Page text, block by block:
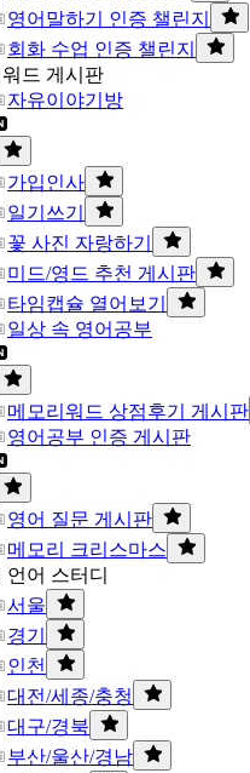
영어말하기 인증 챌린지
회화 수업 인증 챌린지
드 게시판
자유이야기방
가입인사
일기쓰기
꽃 사진 자랑하기
미드/영드 추천 게시판
타임캡슐 열어보기
일상 속 영어공부
메모리워드 상점후기 게시판
영어공부 인증 게시판
영어 질문 게시판
메모리 크리스마스
언어 스터디
서울
경기
인천
대전/세종/충청
대구/경북
부산/울산/경남